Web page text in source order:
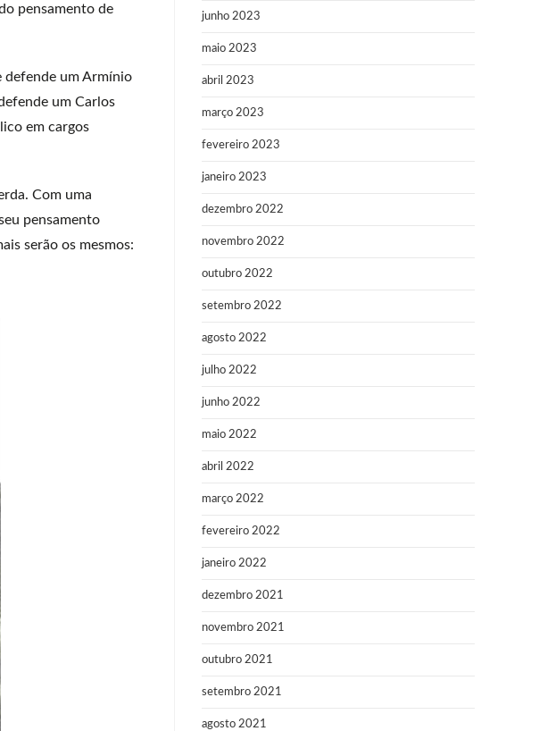
pensamento de
defende um Armínio
um Carlos
em cargos
Com uma
pensamento
serão os mesmos:
junho 2023
maio 2023
abril 2023
março 2023
fevereiro 2023
janeiro 2023
dezembro 2022
novembro 2022
outubro 2022
setembro 2022
agosto 2022
julho 2022
junho 2022
maio 2022
abril 2022
março 2022
fevereiro 2022
janeiro 2022
dezembro 2021
novembro 2021
outubro 2021
setembro 2021
agosto 2021